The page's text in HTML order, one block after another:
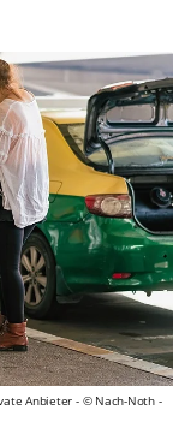
Anbieter - © Nach-Noth -